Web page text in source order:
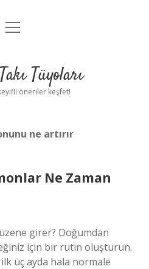
Uyarı
menüyü
Tüyoları
öneriler keşfet!
ne artırır
Ne Zaman
girer? Doğumdan
için bir rutin oluşturun.
üç ayda hala normale